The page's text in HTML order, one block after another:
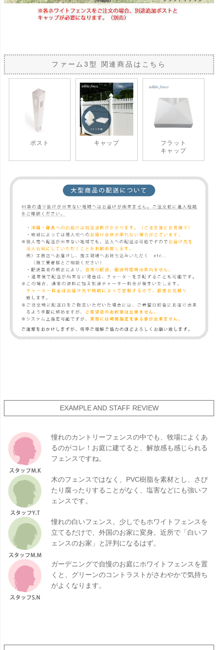
ファーム3型 関連商品はこちら
ポスト キャップ
フラット
キャップ
EXAMPLE AND STAFF REVIEW
憧れのカントリーフェンスの中でも、牧場によくあ
るのがコレ！お庭に建てると、解放感も感じられる
フェンスですね。
木のフェンスではなく、PVC樹脂を素材とし、さび
たり腐ったりすることがなく、塩害などにも強いフ
ェンスです。
憧れの白いフェンス。少しでもホワイトフェンスを
立てるだけで、外国のお家に変身。近所で「白いフ
ェンスのお家」と評判になるはず。
ガーデニングで自慢のお庭にホワイトフェンスを置
くと、グリーンのコントラストがさわやかで気持ち
がよくなります。